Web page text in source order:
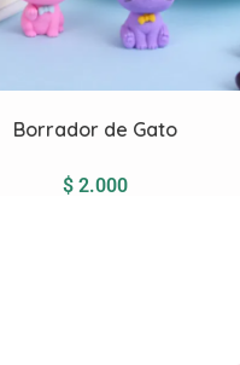
Borrador de Gato
$2.000